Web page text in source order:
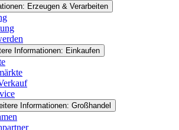
Erzeugen & Verarbeiten
Informationen: Einkaufen
Informationen: Großhandel